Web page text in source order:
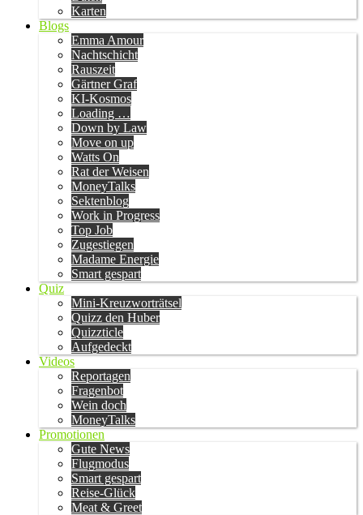
Karten
Blogs
Emma Amour
Nachtschicht
Rauszeit
Gärtner Graf
KI-Kosmos
Loading …
Down by Law
Move on up
Watts On
Rat der Weisen
MoneyTalks
Sektenblog
Work in Progress
Top Job
Zugestiegen
Madame Energie
Smart gespart
Quiz
Mini-Kreuzworträtsel
Quizz den Huber
Quizzticle
Aufgedeckt
Videos
Reportagen
Fragenbot
Wein doch
MoneyTalks
Promotionen
Gute News
Flugmodus
Smart gespart
Reise-Glück
Meat & Greet